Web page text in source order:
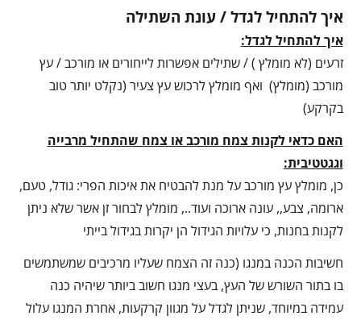
איך להתחיל לגדל / עונת השתילה
איך להתחיל לגדל:
זרעים (לא מומלץ ) / שתילים אפשרות לייחורים או מורכב / עץ
מורכב (מומלץ) ואף מומלץ לרכוש עץ צעיר (נקלט יותר טוב
בקרקע)
האם כדאי לקנות צמח מורכב או צמח שהתחיל מרבייה
וגגטטיבית:
כן, מומלץ עץ מורכב על מנת להבטיח את איכות הפרי: גודל, טעם,
ארומה, צבע,, עונה ארוכה ועוד.., מומלץ לבחור זן אשר שלא ניתן
לקנות בחנות, כי עלויות הגידול הן יקרות בגידול בייתי
חשיבות הכנה במנגו (כנה זה הצמח שעליו מרכיבים שמשתמשים
בו בתור השורש של העץ, בעצי מנגו חשוב ביותר שיהיה כנה
עמידה במיוחד, שניתן לגדל על מגוון קרקעות, אחרת המנגו עלול